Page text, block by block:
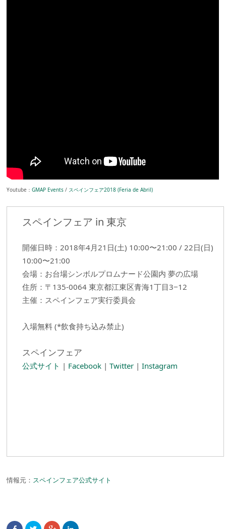
Youtube：GMAP Events / スペインフェア2018 (Feria de Abril)
スペインフェア in 東京
開催日時：2018年4月21日(土) 10:00〜21:00 / 22日(日)
10:00〜21:00
会場：お台場シンボルプロムナード公園内 夢の広場
住所：〒135-0064 東京都江東区青海1丁目3−12
主催：スペインフェア実行委員会
入場無料 (*飲食持ち込み禁止)
スペインフェア
公式サイト | Facebook |Twitter |Instagram
情報元： スペインフェア公式サイト